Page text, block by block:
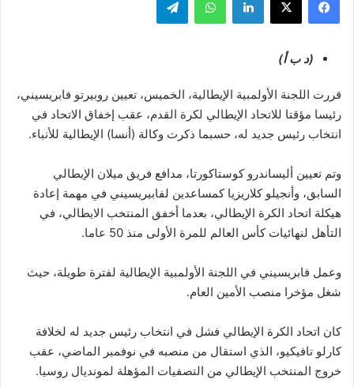
(د ب أ)
قررت اللجنة الأولمبية الإيطالية، الخميس، تعيين روبيرتو فابريسيني،
رئيسا مؤقتا للاتحاد الإيطالي لكرة القدم، عقب إخفاق الاتحاد في
انتخاب رئيس جديد له، حسبما ذكرت وكالة (أنسا) الإيطالية للأنباء.
وتم تعيين أليساندرو كوستاكورتا، مدافع فريق ميلان الإيطالي
السابق، وأنجيلو كلاريزيا كمساعدين لفابيريسيني في مهمة إعادة
هيكلة اتحاد الكرة الإيطالي، بعدما أخفق المنتخب الايطالي، في
التأهل لنهائيات كأس العالم للمرة الأولى منذ 50 عاما.
وعمل فابريسيني في اللجنة الأولمبية الإيطالية لفترة طويلة، حيث
شغل مؤخرا منصب الأمين العام.
كان اتحاد الكرة الإيطالي فشل في انتخاب رئيس جديد له لخلافة
كارلو تافيكيو، الذي استقال من منصبه في نوفمبر الماضي، عقب
خروج المنتخب الإيطالي من التصفيات المؤهلة لمونديال روسيا.